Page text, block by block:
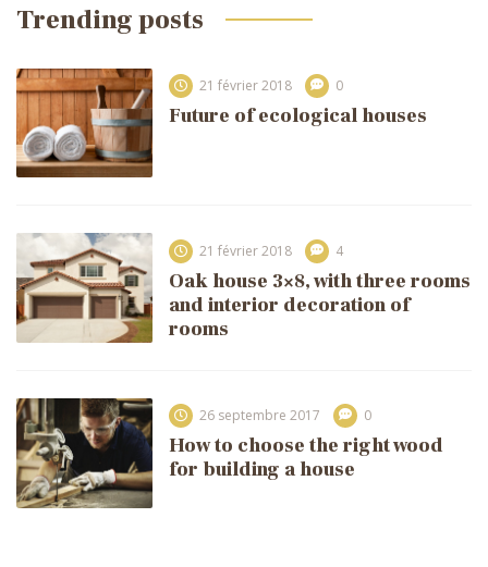
Trending posts
21 février 2018 0
Future of ecological houses
21 février 2018 4
Oak house 3×8, with three rooms
and interior decoration of
rooms
26 septembre 2017 0
How to choose the right wood
for building a house